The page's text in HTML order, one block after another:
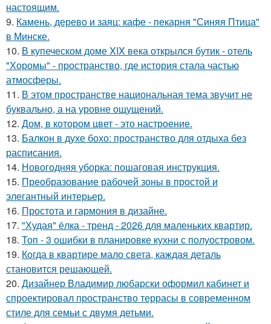
настоящим.
9. Камень, дерево и заяц: кафе - пекарня "Синяя Птица"
в Минске.
10. В купеческом доме XIX века открылся бутик - отель
"Хоромы" - пространство, где история стала частью
атмосферы.
11. В этом пространстве национальная тема звучит не
буквально, а на уровне ощущений.
12. Дом, в котором цвет - это настроение.
13. Балкон в духе бохо: пространство для отдыха без
расписания.
14. Новогодняя уборка: пошаговая инструкция.
15. Преобразование рабочей зоны в простой и
элегантный интерьер.
16. Простота и гармония в дизайне.
17. "Худая" ёлка - тренд - 2026 для маленьких квартир.
18. Топ - 3 ошибки в планировке кухни с полуостровом.
19. Когда в квартире мало света, каждая деталь
становится решающей.
20. Дизайнер Владимир любарски оформил кабинет и
спроектировал пространство террасы в современном
стиле для семьи с двумя детьми.